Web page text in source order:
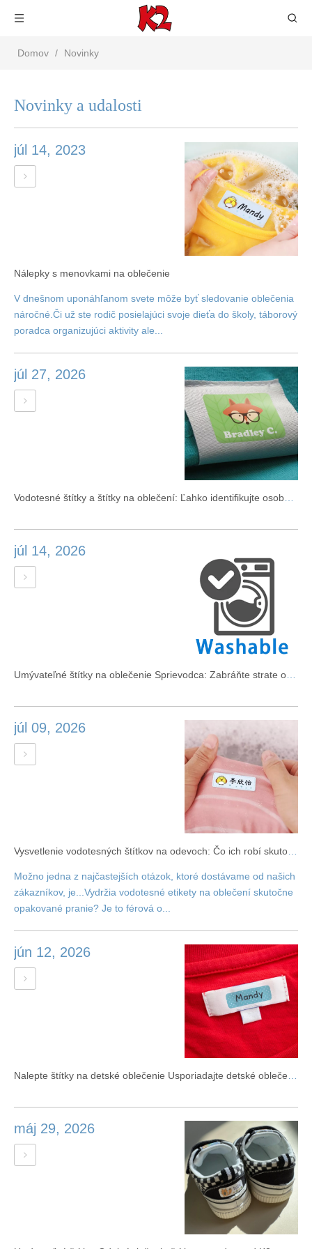
Domov / Novinky
Novinky a udalosti
júl 14, 2023
Nálepky s menovkami na oblečenie
V dnešnom uponáhľanom svete môže byť sledovanie oblečenia
náročné.Či už ste rodič posielajúci svoje dieťa do školy, táborový
poradca organizujúci aktivity ale...
júl 27, 2026
Vodotesné štítky a štítky na oblečení: Ľahko identifikujte osobné oblečenie
júl 14, 2026
júl 09, 2026
Možno jedna z najčastejších otázok, ktoré dostávame od našich
zákazníkov, je...Vydržia vodotesné etikety na oblečení skutočne
opakované pranie? Je to férová o...
jún 12, 2026
máj 29, 2026